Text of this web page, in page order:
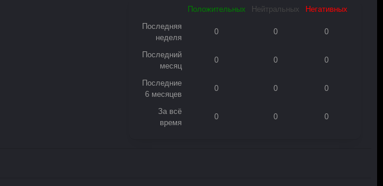
Положительных Нейтральных
Негативных
Последняя
неделя
0 0 0
Последний
месяц
0 0 0
Последние
6 месяцев
0 0 0
За всё
время
0 0 0